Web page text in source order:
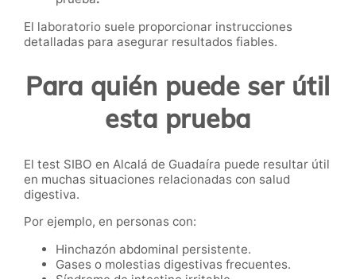
El laboratorio suele proporcionar instrucciones
detalladas para asegurar resultados fiables.
Para quién puede ser útil
esta prueba
El test SIBO en Alcalá de Guadaíra puede resultar útil
en muchas situaciones relacionadas con salud
digestiva.
Por ejemplo, en personas con:
Hinchazón abdominal persistente.
Gases o molestias digestivas frecuentes.